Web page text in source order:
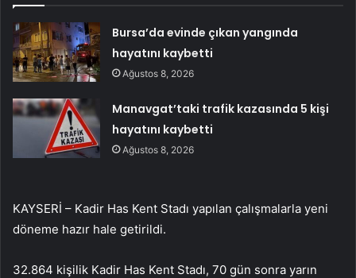
Bursa’da evinde çıkan yangında
hayatını kaybetti
Ağustos 8, 2026
Manavgat’taki trafik kazasında 5 kişi
hayatını kaybetti
Ağustos 8, 2026
KAYSERİ – Kadir Has Kent Stadı yapılan çalışmalarla yeni
döneme hazır hale getirildi.
32.864 kişilik Kadir Has Kent Stadı, 70 gün sonra yarın